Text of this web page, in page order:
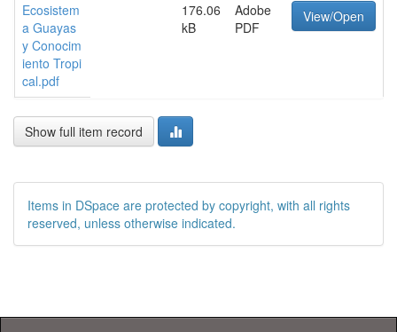
Ecosistem
a Guayas
y Conocim
iento Tropi
cal.pdf
176.06
kB
Adobe
PDF
View/Open
Show full item record
Items in DSpace are protected by copyright, with all rights
reserved, unless otherwise indicated.